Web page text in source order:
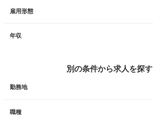
雇用形態
年収
別の条件から求人を探す
勤務地
職種